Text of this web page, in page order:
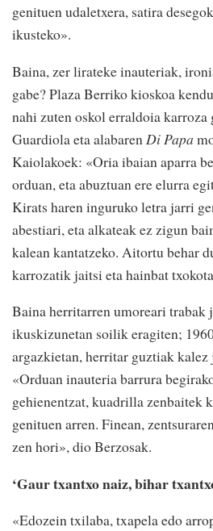
genituen udaletxera, satira
ikusteko».
Baina, zer lirateke inauteriak,
gabe? Plaza Berriko kioskoa
nahi zuten oskol erraldoia karroza
Guardiola eta alabaren Di Papa
Kaiolakoek: «Oria ibaian aparra
orduan, eta abuztuan ere elurra
Kirats haren inguruko letra jarri
abestiari, eta alkateak ez zigun
kalean kantatzeko. Aitortu behar
karrozatik jaitsi eta hainbat
Baina herritarren umoreari trabak
ikuskizunetan soilik eragiten;
argazkietan, herritar guztiak
«Orduan inauteria barrura
gehienentzat, kuadrilla zenbaitek
genituen arren. Finean,
zen hori», dio Berzosak.
‘Gaur txantxo naiz, bihar
«Edozein txilaba, txapela edo